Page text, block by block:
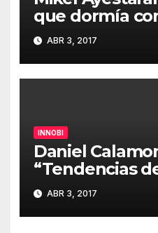
que dormía
puestos”
ABR 3, 2017
INNOBI
Daniel
“Tendencias
y cómo las
práctica en El
#innobi17
ABR 3, 2017